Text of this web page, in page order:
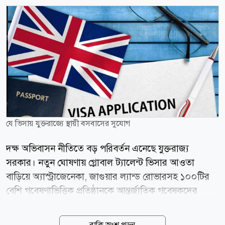
যে ভিসায় যুক্তরাজ্যে স্থায়ী বসবাসের সুযোগ
দক্ষ অভিবাসন নীতিতে বড় পরিবর্তন এনেছে যুক্তরাজ্য
সরকার। নতুন ঘোষণায় গ্লোবাল ট্যালেন্ট ভিসার আওতা
বাড়িয়ে অ্যাস্ট্রাজেনেকা, জাগুয়ার ল্যান্ড রোভারসহ ১০০টির
বেশি গবেষণাভিত্তিক প্রতিষ্ঠানকে আন্তর্জাতিক গবেষকদের
গবেষকদের জন্য মাত্র তিন বছরেই ইন্ডিফিনিট লিভ টু রিমেইন